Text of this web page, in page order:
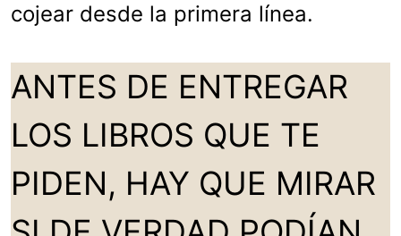
cojear desde la primera línea.
ANTES DE ENTREGAR
LOS LIBROS QUE TE
PIDEN, HAY QUE MIRAR